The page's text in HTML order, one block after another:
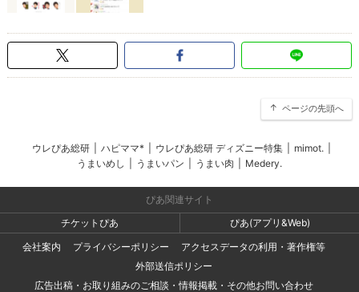
ページの先頭へ
ウレぴあ総研 ハピママ* ウレぴあ総研 ディズニー特集 mimot.
うまいめし
うまいパン うまい肉 Medery.
ぴあ関連サイト
チケットぴあ
ぴあ(アプリ&Web)
会社案内
プライバシーポリシー
アクセスデータの利用・著作権等
外部送信ポリシー
広告出稿・お取り組みのご相談・情報掲載・その他お問い合わせ